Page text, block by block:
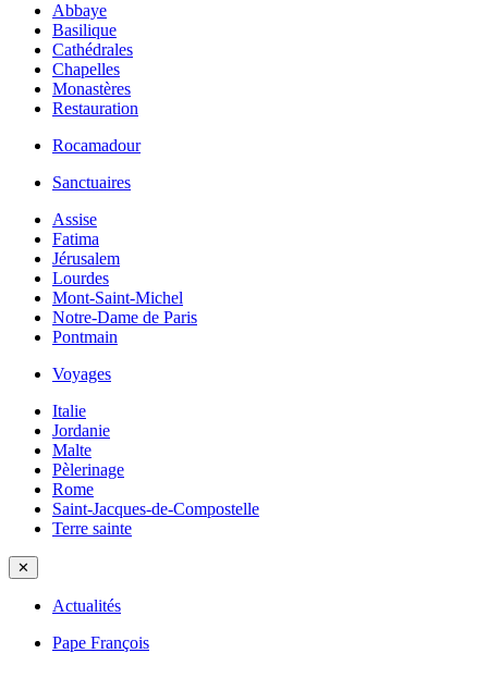
Abbaye
Basilique
Cathédrales
Chapelles
Monastères
Restauration
Rocamadour
Sanctuaires
Assise
Fatima
Jérusalem
Lourdes
Mont-Saint-Michel
Notre-Dame de Paris
Pontmain
Voyages
Italie
Jordanie
Malte
Pèlerinage
Rome
Saint-Jacques-de-Compostelle
Terre sainte
✕
Actualités
Pape François